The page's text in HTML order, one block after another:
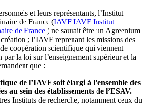
et leurs représentants, l’Institut
de France (IAVF IAVF Institut
de France ) ne saurait être un Agreenium
; l’IAVF reprenant les missions des
coopération scientifique qui viennent
par la loi sur l’enseignement supérieur et la
que :
de l’IAVF soit élargi à l’ensemble des
au sein des établissements de l’ESAV.
Instituts de recherche, notamment ceux du